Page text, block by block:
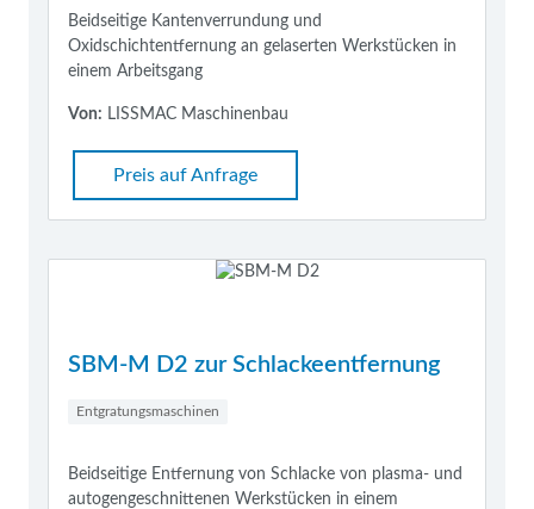
Beidseitige Kantenverrundung und
Oxidschichtentfernung an gelaserten Werkstücken in
einem Arbeitsgang
Von: LISSMAC Maschinenbau
Preis auf Anfrage
SBM-M D2 zur Schlackeentfernung
Entgratungsmaschinen
Beidseitige Entfernung von Schlacke von plasma- und
autogengeschnittenen Werkstücken in einem